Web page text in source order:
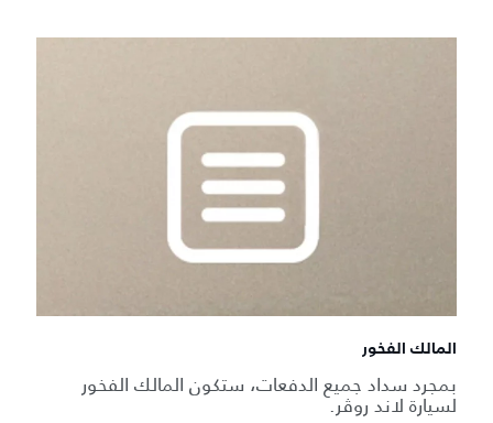
المالك الفخور
بمجرد سداد جميع الدفعات، ستكون المالك الفخور
لسيارة لاند روڤر.